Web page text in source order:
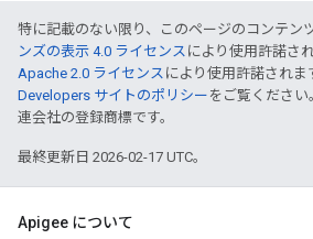
特に記載のない限り、このページのコンテン
ンズの表示 4.0 ライセンス により使用許諾さ
Apache 2.0 ライセンス により使用許諾されま
Developers サイトのポリシー をご覧ください
連会社の登録商標です。
最終更新日 2026-02-17 UTC。
Apigee について